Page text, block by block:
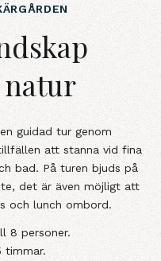
vacker
natur
guidad tur genom
att stanna vid fina
bad. På turen bjuds på
det är även möjligt att
och lunch ombord.
8 personer.
timmar.